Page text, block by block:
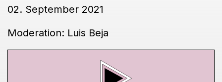
02. September 2021
Moderation: Luis Beja